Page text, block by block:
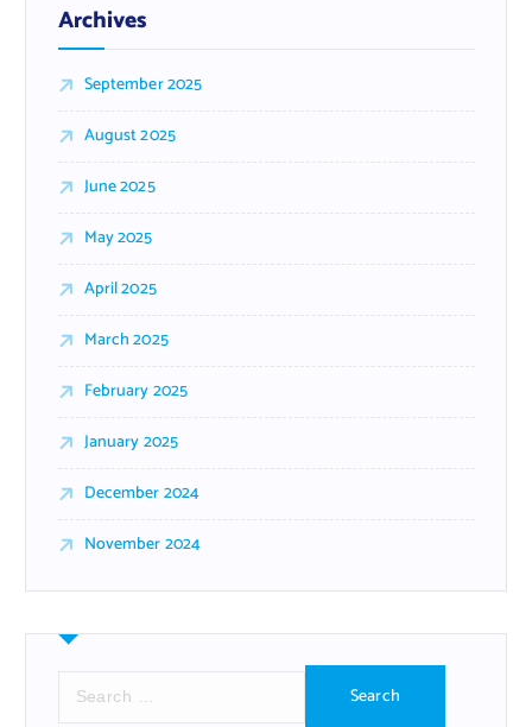
Archives
September 2025
August 2025
June 2025
May 2025
April 2025
March 2025
February 2025
January 2025
December 2024
November 2024